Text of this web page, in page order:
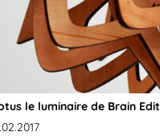
le luminaire de Brain